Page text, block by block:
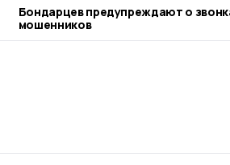
Бондарцев предупреждают о звонках
мошенников